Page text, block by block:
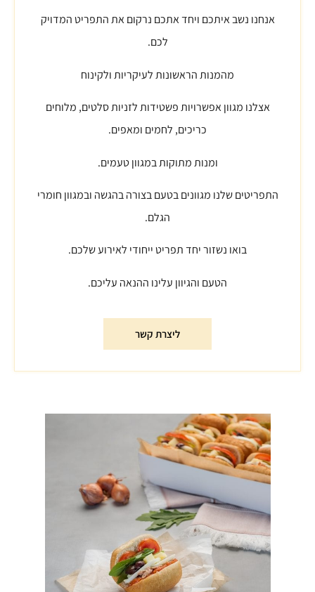
אנחנו נשב איתכם ויחד אתכם נרקום את התפריט המדויק
לכם.
מהמנות הראשונות לעיקריות ולקינוח
אצלנו מגוון אפשרויות פשטידות לזניות סלטים, מלוחים
כריכים, לחמים ומאפים.
ומנות מתוקות במגוון טעמים.
התפריטים שלנו מגוונים בטעם בצורה בהגשה ובמגוון חומרי
הגלם.
בואו נשזור יחד תפריט ייחודי לאירוע שלכם.
הטעם והגיוון עלינו ההנאה עליכם.
ליצרת קשר